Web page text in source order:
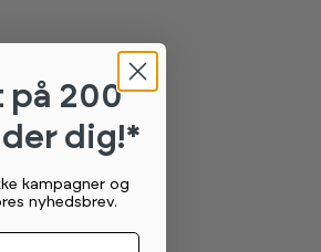
på 200
dig!*
kampagner og
nyhedsbrev.